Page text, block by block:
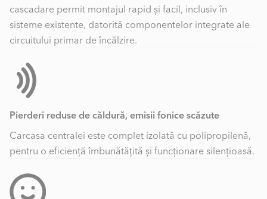
cascadare permit montajul rapid și facil, inclusiv în
sisteme existente, datorită componentelor integrate ale
circuitului primar de încălzire.
Pierderi reduse de căldură, emisii fonice scăzute
Carcasa centralei este complet izolată cu polipropilenă,
pentru o eficiență îmbunătățită și funcționare silențioasă.